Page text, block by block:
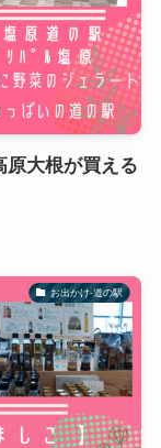
原大根が買える
お出かけ-道の駅